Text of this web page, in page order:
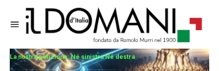
La nostra petizione: Né sinistra Né destra